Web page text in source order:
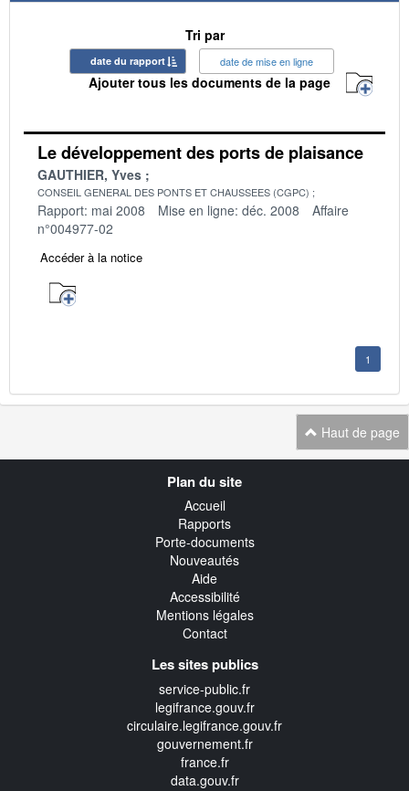
Tri par
date du rapport date de mise en ligne
Ajouter tous les documents de la page
Le développement des ports de plaisance
GAUTHIER, Yves
CONSEIL GENERAL DES PONTS ET CHAUSSEES (CGPC)
Rapport: mai 2008 Mise en ligne: déc. 2008
Affaire
n°004977-02
Accéder à la notice
1
Haut de page
Plan du site
Accueil
Rapports
Porte-documents
Nouveautés
Aide
Accessibilité
Mentions légales
Contact
Les sites publics
service-public.fr
legifrance.gouv.fr
circulaire.legifrance.gouv.fr
gouvernement.fr
france.fr
data.gouv.fr